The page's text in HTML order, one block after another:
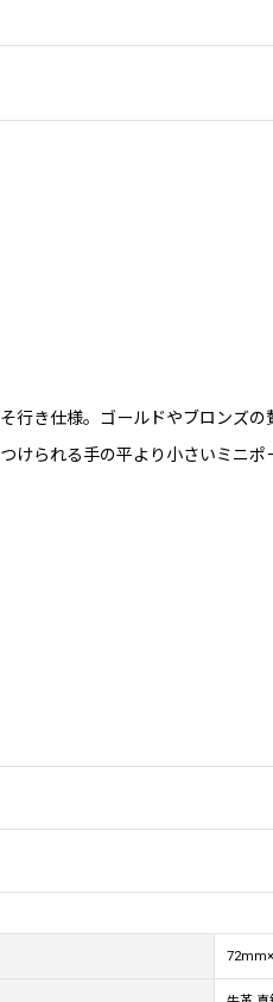
行き仕様。ゴールドやブロンズ
けられる手の平より小さいミニ